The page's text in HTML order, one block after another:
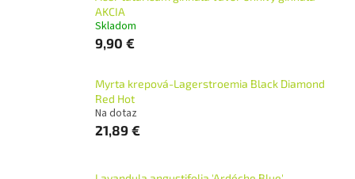
AKCIA
Skladom
9,90 €
Myrta krepová-Lagerstroemia Black Diamond
Red Hot
Na dotaz
21,89 €